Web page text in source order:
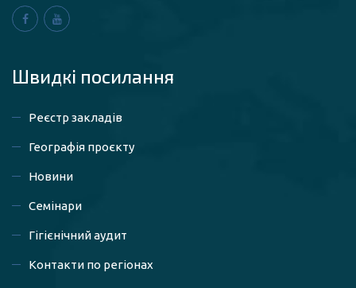
Швидкі посилaння
Реєстр закладів
Географія проєкту
Новини
Семінари
Гігієнічний аудит
Контакти по регіонах